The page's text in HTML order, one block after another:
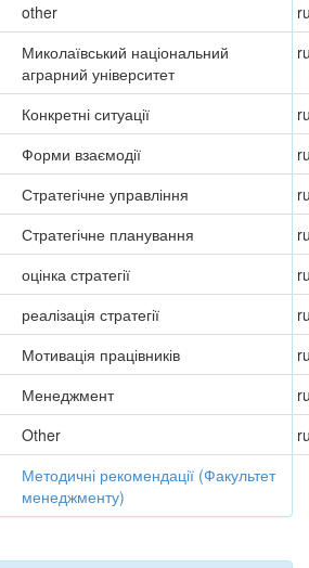
other
Миколаївський національний
аграрний університет
Конкретні ситуації
Форми взаємодії
Стратегічне управління
Стратегічне планування
оцінка стратегії
реалізація стратегії
Мотивація працівників
Менеджмент
Other
Методичні рекомендації (Факультет
менеджменту)